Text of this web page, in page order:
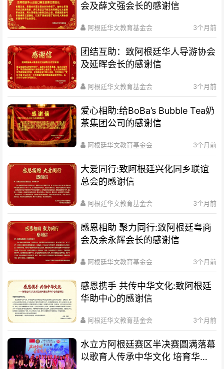
会及薛文强会长的感谢信
阿根廷华文教育基金会 3个月前
团结互助：致阿根廷华人导游协会
及延晖会长的感谢信
阿根廷华文教育基金会 3个月前
爱心相助:给BoBa’s Bubble Tea奶
茶集团公司的感谢信
阿根廷华文教育基金会 3个月前
大爱同行:致阿根廷兴化同乡联谊
总会的感谢信
阿根廷华文教育基金会 3个月前
感恩相助 聚力同行:致阿根廷粤商
会及余永辉会长的感谢信
阿根廷华文教育基金会 3个月前
感恩携手 共传中华文化:致阿根廷
华助中心的感谢信
阿根廷华文教育基金会 3个月前
水立方阿根廷赛区半决赛圆满落幕
以歌育人传承中华文化 培育华裔